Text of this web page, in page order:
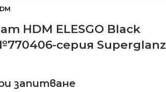
HDM ELESGO Black
серия Superglanz
запитване